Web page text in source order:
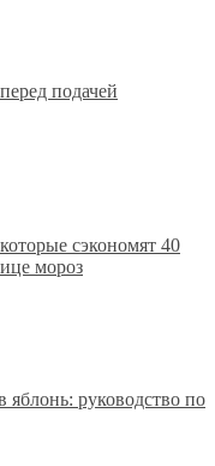
подачей
сэкономят 40
мороз
руководство по